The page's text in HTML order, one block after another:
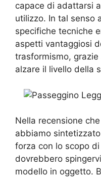
capace di adattarsi
utilizzo. In tal senso
specifiche tecniche
aspetti vantaggiosi
trasformismo,
alzare il livello della
Nella recensione
abbiamo
forza con lo scopo
dovrebbero
modello in oggetto.